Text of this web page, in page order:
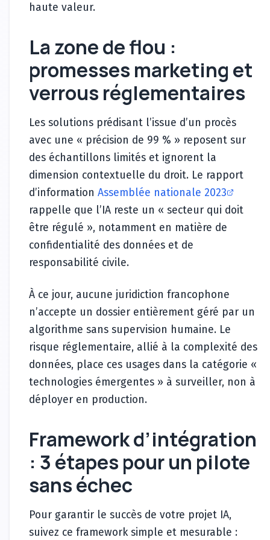
haute valeur.
La zone de flou :
promesses marketing et
verrous réglementaires
Les solutions prédisant l’issue d’un procès
avec une « précision de 99 % » reposent sur
des échantillons limités et ignorent la
dimension contextuelle du droit. Le rapport
d’information Assemblée nationale 2023
rappelle que l’IA reste un « secteur qui doit
être régulé », notamment en matière de
confidentialité des données et de
responsabilité civile.
À ce jour, aucune juridiction francophone
n’accepte un dossier entièrement géré par un
algorithme sans supervision humaine. Le
risque réglementaire, allié à la complexité des
données, place ces usages dans la catégorie «
technologies émergentes » à surveiller, non à
déployer en production.
Framework d’intégration
: 3 étapes pour un pilote
sans échec
Pour garantir le succès de votre projet IA,
suivez ce framework simple et mesurable :